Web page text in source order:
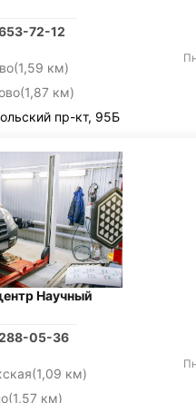
72-12
(1,59 км)
(1,87 км)
пр-кт, 95Б
Научный
05-36
(1,09 км)
(1,57 км)